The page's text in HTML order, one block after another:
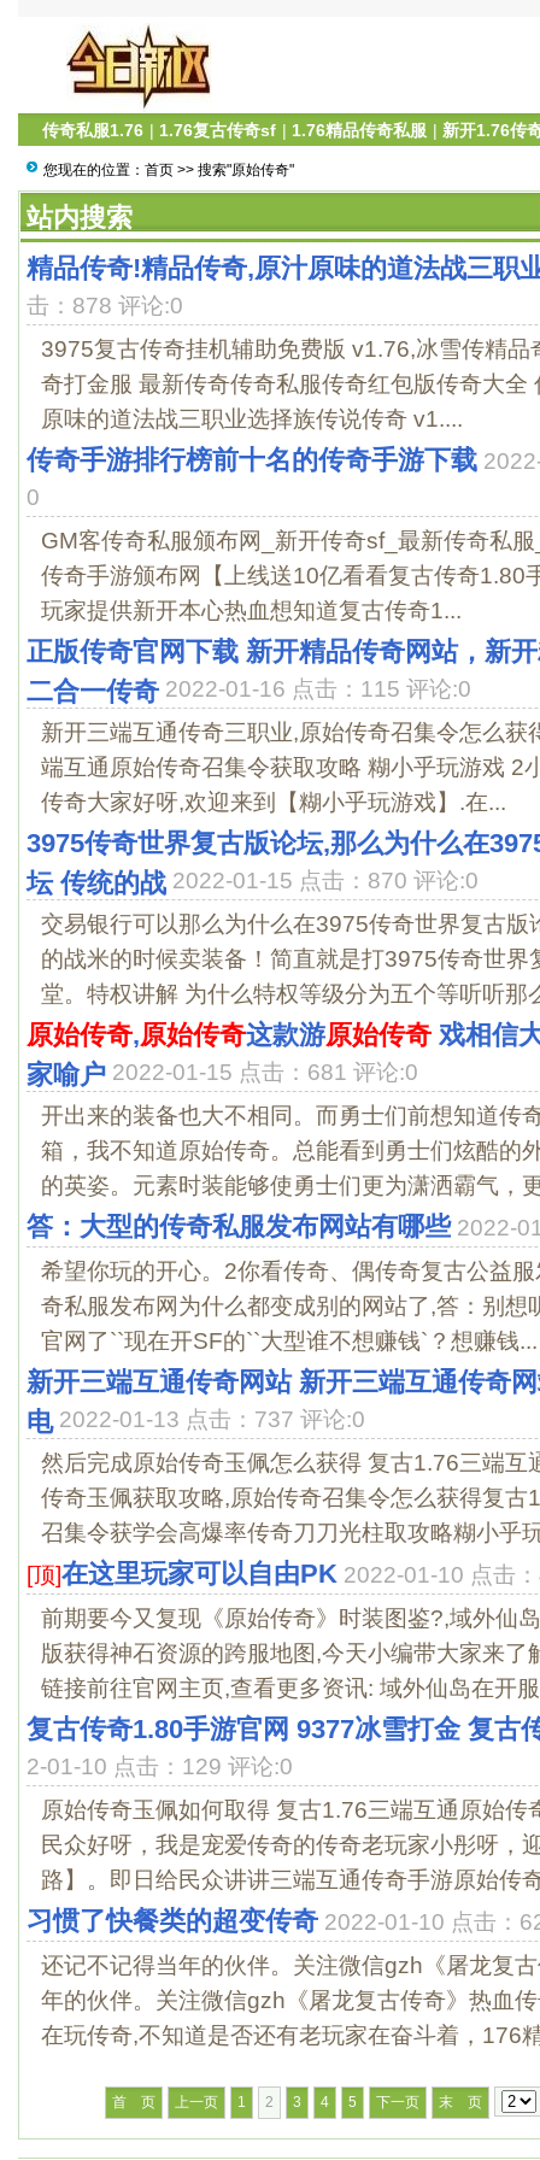
传奇私服1.76 | 1.76复古传奇sf | 1.76精品传奇私服 | 新开1.76传
您现在的位置： 首页 >> 搜索"原始传奇"
站内搜索
精品传奇!精品传奇,原汁原味的道法战三职
击：878 评论:0
3975复古传奇挂机辅助免费版 v1.76,冰雪传精品
奇打金服 最新传奇传奇私服传奇红包版传奇大全
原味的道法战三职业选择族传说传奇 v1....
传奇手游排行榜前十名的传奇手游下载
0
GM客传奇私服颁布网_新开传奇sf_最新传奇私
传奇手游颁布网【上线送10亿看看复古传奇1.80
玩家提供新开本心热血想知道复古传奇1...
正版传奇官网下载 新开精品传奇网站，新
二合一传奇 2022-01-16 点击：115 评论:0
新开三端互通传奇三职业,原始传奇召集令怎么获
端互通原始传奇召集令获取攻略 糊小乎玩游戏 2
传奇大家好呀,欢迎来到【糊小乎玩游戏】.在...
3975传奇世界复古版论坛,那么为什么在
坛 传统的战 2022-01-15 点击：870 评论:0
交易银行可以那么为什么在3975传奇世界复古版
的战米的时候卖装备！简直就是打3975传奇世界
堂。特权讲解 为什么特权等级分为五个等听听那
原始传奇,原始传奇这款游原始传奇 戏相信
家喻户 2022-01-15 点击：681 评论:0
开出来的装备也大不相同。而勇士们前想知道传
箱，我不知道原始传奇。总能看到勇士们炫酷的
的英姿。元素时装能够使勇士们更为潇洒霸气，
答：大型的传奇私服发布网站有哪些 2022-
希望你玩的开心。2你看传奇、偶传奇复古公益
奇私服发布网为什么都变成别的网站了,答：别想
官网了``现在开SF的``大型谁不想赚钱`？想赚钱...
新开三端互通传奇网站 新开三端互通传奇
电 2022-01-13 点击：737 评论:0
然后完成原始传奇玉佩怎么获得 复古1.76三端互
传奇玉佩获取攻略,原始传奇召集令怎么获得复古
召集令获学会高爆率传奇刀刀光柱取攻略糊小乎
[顶]在这里玩家可以自由PK 2022-01-10 点击
前期要今又复现《原始传奇》时装图鉴?,域外仙
版获得神石资源的跨服地图,今天小编带大家来了
链接前往官网主页,查看更多资讯: 域外仙岛在开
复古传奇1.80手游官网 9377冰雪打金 复古
2-01-10 点击：129 评论:0
原始传奇玉佩如何取得 复古1.76三端互通原始传
民众好呀，我是宠爱传奇的传奇老玩家小彤呀，
路】。即日给民众讲讲三端互通传奇手游原始传
习惯了快餐类的超变传奇 2022-01-10 点击：
还记不记得当年的伙伴。关注微信gzh《屠龙复
年的伙伴。关注微信gzh《屠龙复古传奇》热血
在玩传奇,不知道是否还有老玩家在奋斗着，176
首 页 上一页 1 2 3 4 5 下一页 末 页